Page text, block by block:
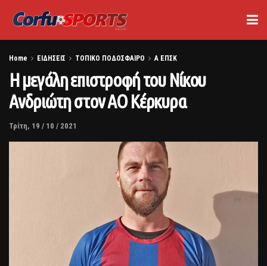
Home ΕΙΔΗΣΕΙΣ ΤΟΠΙΚΟ ΠΟΔΟΣΦΑΙΡΟ Α ΕΠΣΚ
Η μεγάλη επιστροφή του Νίκου
Ανδριώτη στον ΑΟ Κέρκυρα
Τρίτη, 19 / 10 / 2021